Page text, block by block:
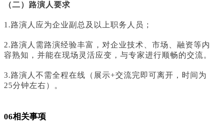
（二）路演人要求
1.路演人应为企业副总及以上职务人员；
2.路演人需路演经验丰富，对企业技术、市场、融资等内
容熟知，并能在现场灵活应变，与专家进行顺畅的交流。
3.路演人不需全程在线（展示+交流完即可离开，时间为
25分钟左右）。
06相关事项